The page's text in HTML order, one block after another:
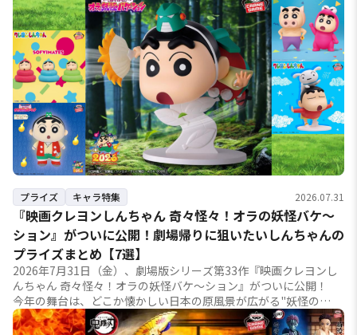
プライズ キャラ特集 2026.07.31
『映画クレヨンしんちゃん 奇々怪々！オラの妖怪バケ～
ション』がついに公開！劇場帰りに狙いたいしんちゃんの
プライズまとめ【7選】
2026年7月31日（金）、劇場版シリーズ第33作『映画クレヨンし
んちゃん 奇々怪々！オラの妖怪バケ～ション』がついに公開！
今年の舞台は、どこか懐かしい日本の原風景が広がる"妖怪の
国"。野原一家が個性豊かな妖怪たちと繰...